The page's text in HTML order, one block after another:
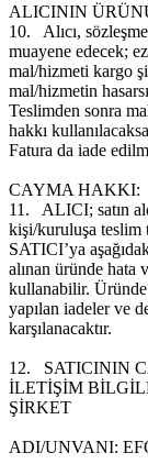
ALICININ
10.
Alıcı,
muayene edecek;
mal/hizmeti kargo
mal/hizmetin
Teslimden sonra
hakkı
Fatura da iade
CAYMA HAKKI:
11.
ALICI; satın
kişi/kuruluşa teslim
SATICI’ya
alınan üründe hata
kullanabilir. Üründe
yapılan iadeler ve
karşılanacaktır.
12.
SATICININ
İLETİŞİM
ŞİRKET
ADI/UNVANI: